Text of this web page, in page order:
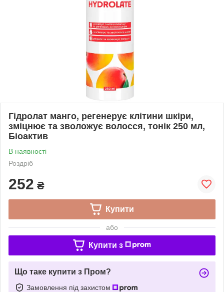
Гідролат манго, регенерує клітини шкіри,
зміцнює та зволожує волосся, тонік 250 мл,
Біоактив
В наявності
Роздріб
252 ₴
Купити
або
Купити з
Що таке купити з Пром?
Замовлення під захистом